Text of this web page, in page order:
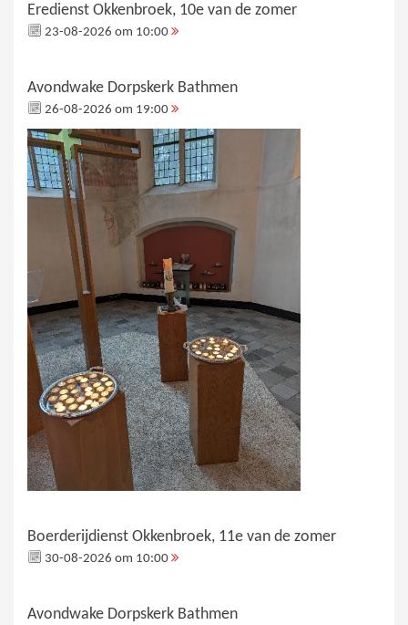
Eredienst Okkenbroek, 10e van de zomer
23-08-2026 om 10:00
Avondwake Dorpskerk Bathmen
26-08-2026 om 19:00
Boerderijdienst Okkenbroek, 11e van de zomer
30-08-2026 om 10:00
Avondwake Dorpskerk Bathmen